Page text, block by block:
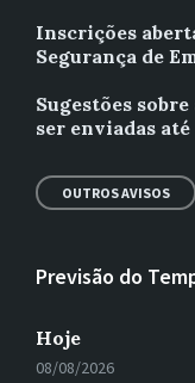
Inscrições
Segurança de
Sugestões
ser enviadas
OUTROS AVISOS
Previsão do
Hoje
08/08/2026